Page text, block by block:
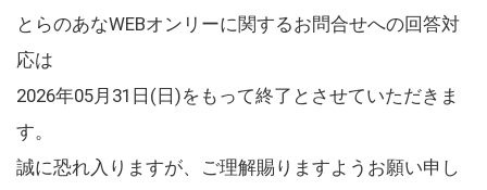
とらのあなWEBオンリーに関するお問合せへの回答対
応は
2026年05月31日(日)をもって終了とさせていただきま
す。
誠に恐れ入りますが、ご理解賜りますようお願い申し